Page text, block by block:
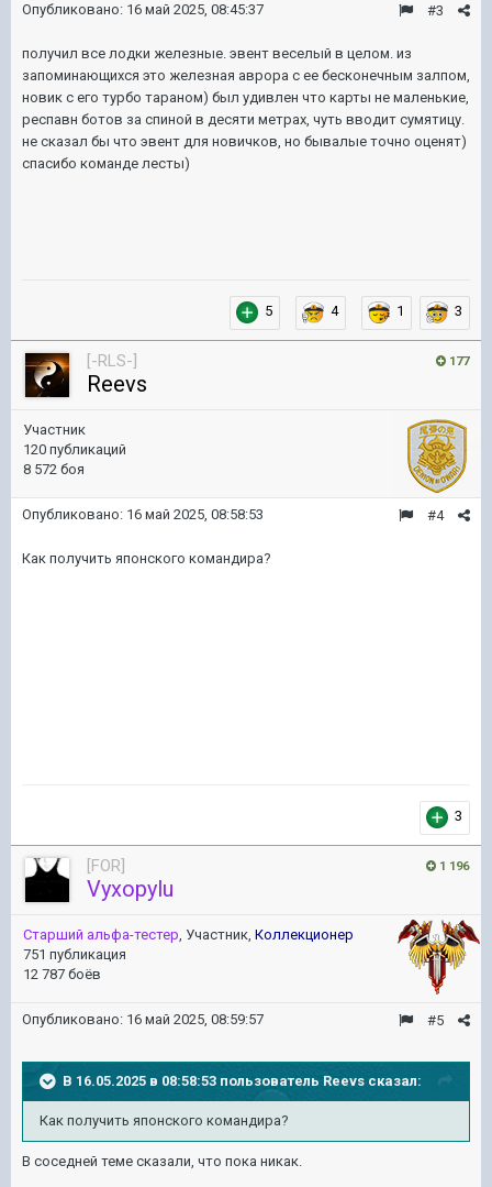
#3
Опубликовано: 16 май 2025, 08:45:37
получил все лодки железные. эвент веселый в целом. из
запоминающихся это железная аврора с ее бесконечным залпом,
новик с его турбо тараном) был удивлен что карты не маленькие,
респавн ботов за спиной в десяти метрах, чуть вводит сумятицу.
не сказал бы что эвент для новичков, но бывалые точно оценят)
спасибо команде лесты)
5 4 1 3
177
[-RLS-]
Reevs
Участник
120 публикаций
8 572 боя
#4
Опубликовано: 16 май 2025, 08:58:53
Как получить японского командира?
3
1 196
[FOR]
Vyxopylu
Старший альфа-тестер, Участник, Коллекционер
751 публикация
12 787 боёв
#5
Опубликовано: 16 май 2025, 08:59:57
В 16.05.2025 в 08:58:53 пользователь Reevs сказал:
Как получить японского командира?
В соседней теме сказали, что пока никак.